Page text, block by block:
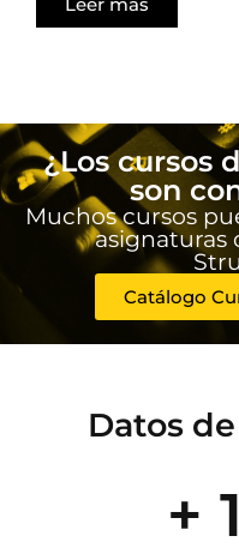
¿Los cursos
son
Muchos cursos
asignaturas
Catálogo
Datos
+